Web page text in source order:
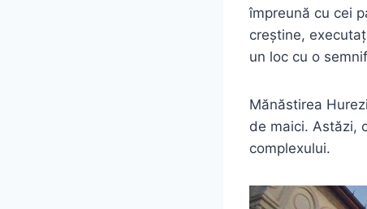
împreună cu cei
creștine,
un loc cu o
Mănăstirea
de maici. Astăzi,
complexului.